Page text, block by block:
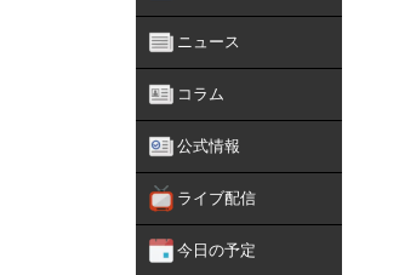
ニュース
コラム
公式情報
ライブ配信
今日の予定